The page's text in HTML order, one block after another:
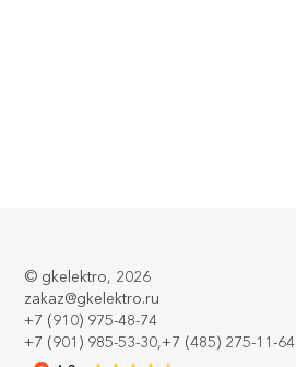
© gkelektro, 2026
zakaz@gkelektro.ru
+7 (910) 975-48-74
+7 (901) 985-53-30,+7 (485) 275-11-64